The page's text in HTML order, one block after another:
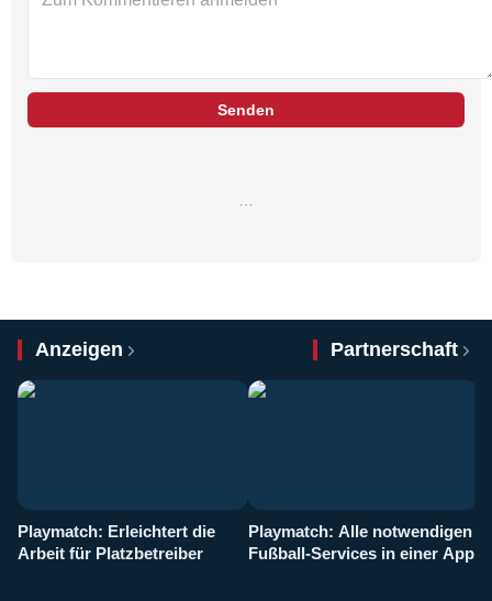
Senden
Anzeigen Partnerschaft
Playmatch: Erleichtert die
Arbeit für Platzbetreiber
Playmatch: Alle notwendigen
Fußball-Services in einer App